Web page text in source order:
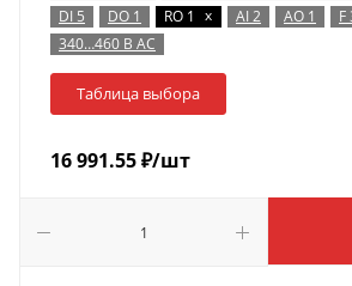
DI 5
DO 1 RO 1 x AI 2 AO 1
F
340…460 В AC
Таблица выбора
16 991.55₽/шт